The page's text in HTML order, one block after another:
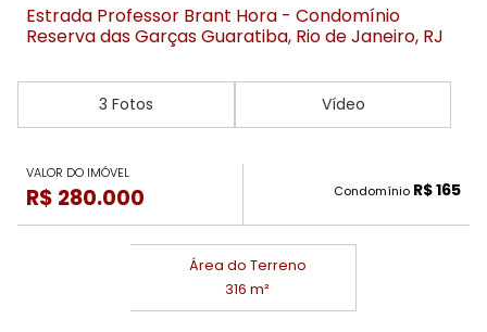
Estrada Professor Brant Hora - Condomínio
Reserva das GarçasGuaratiba, Rio de Janeiro, RJ
3 Fotos Vídeo
VALOR DO IMÓVEL
R$ 280.000 Condomínio R$ 165
Área do Terreno
316 m²